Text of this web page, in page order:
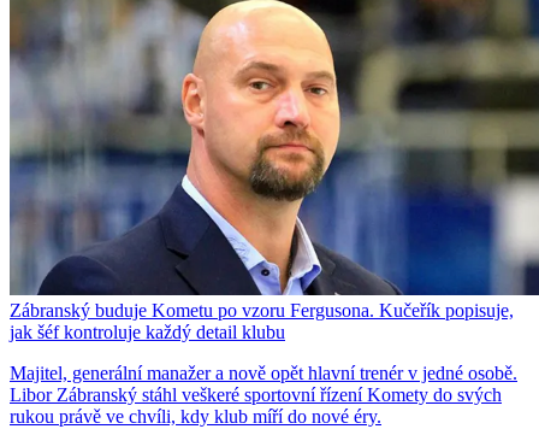
Zábranský buduje Kometu po vzoru Fergusona. Kučeřík popisuje,
jak šéf kontroluje každý detail klubu
Majitel, generální manažer a nově opět hlavní trenér v jedné osobě.
Libor Zábranský stáhl veškeré sportovní řízení Komety do svých
rukou právě ve chvíli, kdy klub míří do nové éry.